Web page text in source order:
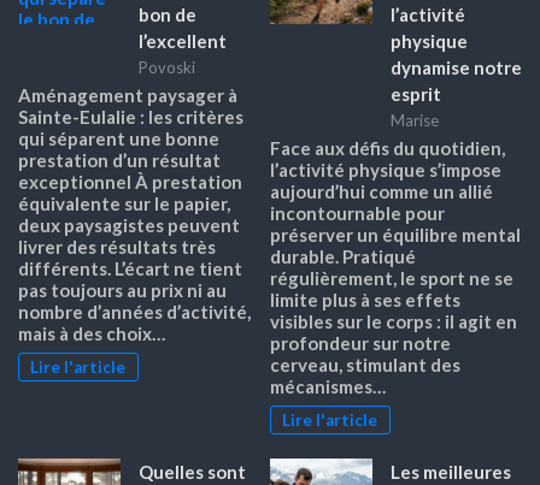
bon de
l’excellent
Povoski
Aménagement paysager à
Sainte-Eulalie : les critères
qui séparent une bonne
prestation d’un résultat
exceptionnel À prestation
équivalente sur le papier,
deux paysagistes peuvent
livrer des résultats très
différents. L’écart ne tient
pas toujours au prix ni au
nombre d’années d’activité,
mais à des choix…
Lire l'article
l’activité
physique
dynamise notre
esprit
Marise
Face aux défis du quotidien,
l’activité physique s’impose
aujourd’hui comme un allié
incontournable pour
préserver un équilibre mental
durable. Pratiqué
régulièrement, le sport ne se
limite plus à ses effets
visibles sur le corps : il agit en
profondeur sur notre
cerveau, stimulant des
mécanismes…
Lire l'article
Quelles sont
Les meilleures